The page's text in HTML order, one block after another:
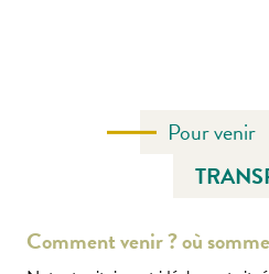
Pour venir
Comment venir ? où